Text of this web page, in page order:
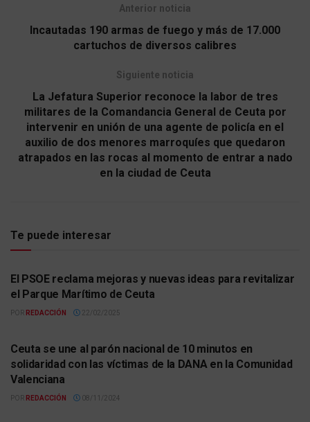
Anterior noticia
Incautadas 190 armas de fuego y más de 17.000
cartuchos de diversos calibres
Siguiente noticia
La Jefatura Superior reconoce la labor de tres
militares de la Comandancia General de Ceuta por
intervenir en unión de una agente de policía en el
auxilio de dos menores marroquíes que quedaron
atrapados en las rocas al momento de entrar a nado
en la ciudad de Ceuta
Te puede interesar
ACTUALIDAD
El PSOE reclama mejoras y nuevas ideas para revitalizar
el Parque Marítimo de Ceuta
POR REDACCIÓN 22/02/2025
Ceuta se une al parón nacional de 10 minutos en
solidaridad con las víctimas de la DANA en la Comunidad
Valenciana
POR REDACCIÓN 08/11/2024